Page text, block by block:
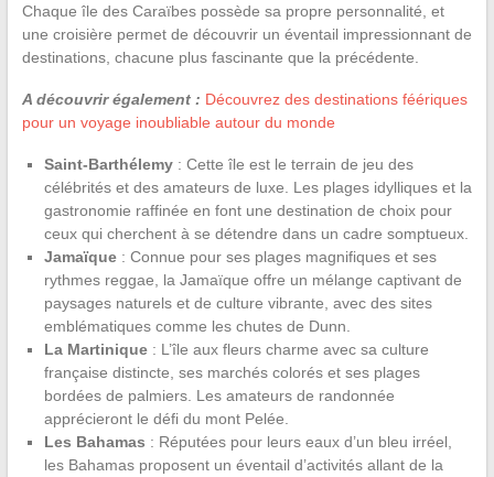
Chaque île des Caraïbes possède sa propre personnalité, et
une croisière permet de découvrir un éventail impressionnant de
destinations, chacune plus fascinante que la précédente.
A découvrir également : Découvrez des destinations féériques
pour un voyage inoubliable autour du monde
Saint-Barthélemy: Cette île est le terrain de jeu des
célébrités et des amateurs de luxe. Les plages idylliques et la
gastronomie raffinée en font une destination de choix pour
ceux qui cherchent à se détendre dans un cadre somptueux.
Jamaïque: Connue pour ses plages magnifiques et ses
rythmes reggae, la Jamaïque offre un mélange captivant de
paysages naturels et de culture vibrante, avec des sites
emblématiques comme les chutes de Dunn.
La Martinique: L’île aux fleurs charme avec sa culture
française distincte, ses marchés colorés et ses plages
bordées de palmiers. Les amateurs de randonnée
apprécieront le défi du mont Pelée.
Les Bahamas : Réputées pour leurs eaux d’un bleu irréel,
les Bahamas proposent un éventail d’activités allant de la